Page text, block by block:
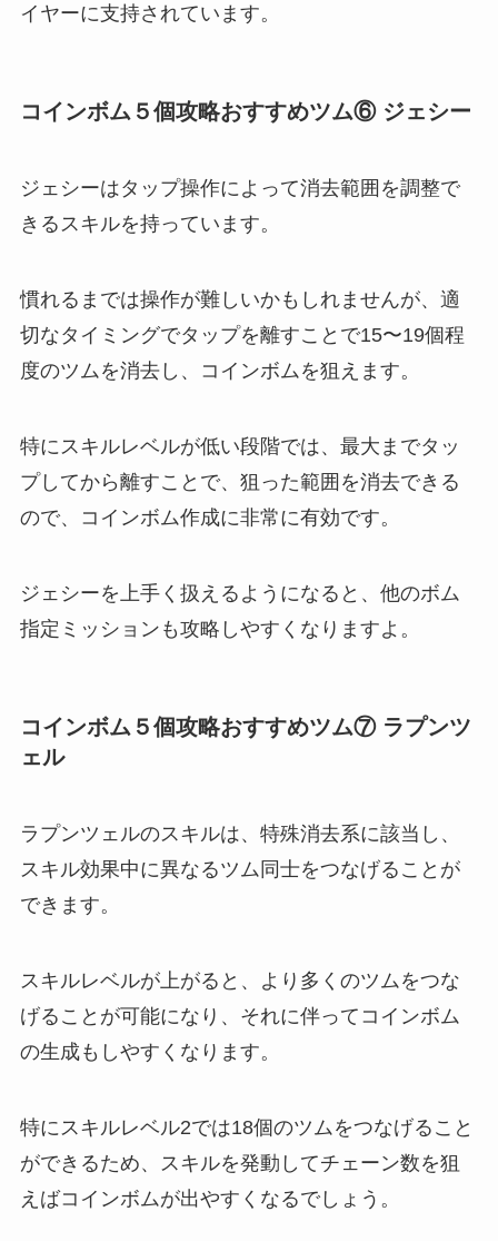
イヤーに支持されています。
コインボム５個攻略おすすめツム⑥ ジェシー
ジェシーはタップ操作によって消去範囲を調整で
きるスキルを持っています。
慣れるまでは操作が難しいかもしれませんが、適
切なタイミングでタップを離すことで15〜19個程
度のツムを消去し、コインボムを狙えます。
特にスキルレベルが低い段階では、最大までタッ
プしてから離すことで、狙った範囲を消去できる
ので、コインボム作成に非常に有効です。
ジェシーを上手く扱えるようになると、他のボム
指定ミッションも攻略しやすくなりますよ。
コインボム５個攻略おすすめツム⑦ ラプンツ
ェル
ラプンツェルのスキルは、特殊消去系に該当し、
スキル効果中に異なるツム同士をつなげることが
できます。
スキルレベルが上がると、より多くのツムをつな
げることが可能になり、それに伴ってコインボム
の生成もしやすくなります。
特にスキルレベル2では18個のツムをつなげること
ができるため、スキルを発動してチェーン数を狙
えばコインボムが出やすくなるでしょう。